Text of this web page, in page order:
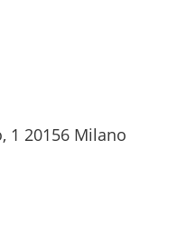
1 20156 Milano